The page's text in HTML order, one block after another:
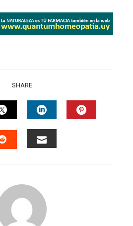
SHARE
TWITTERLINKEDIN